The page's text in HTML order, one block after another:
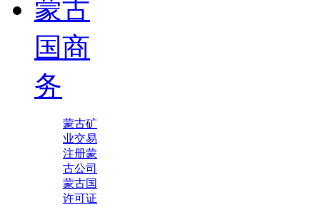
蒙古
国商
务
蒙古矿
业交易
注册蒙
古公司
蒙古国
许可证